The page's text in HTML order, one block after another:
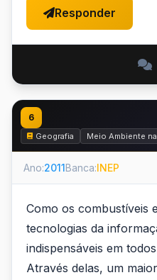
Responder
6
Geografia
Meio Ambiente na
Ano:2011Banca:INEP
Como os combustíveis
tecnologias da
indispensáveis em
Através delas, um